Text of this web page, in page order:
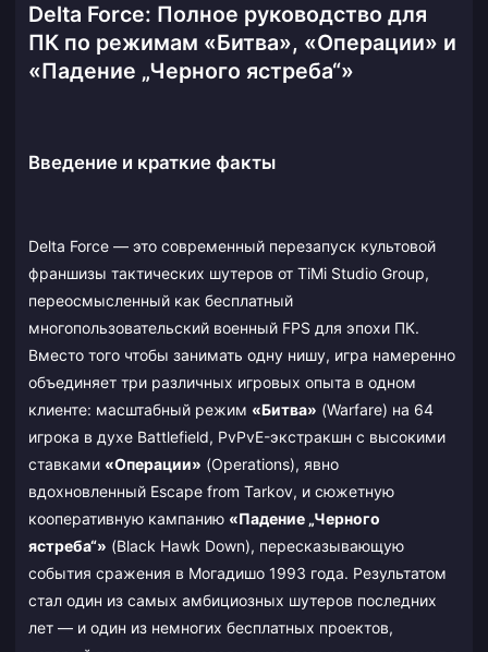
Delta Force: Полное руководство для
ПК по режимам «Битва», «Операции» и
«Падение „Черного ястреба“»
Введение и краткие факты
Delta Force — это современный перезапуск культовой
франшизы тактических шутеров от TiMi Studio Group,
переосмысленный как бесплатный
многопользовательский военный FPS для эпохи ПК.
Вместо того чтобы занимать одну нишу, игра намеренно
объединяет три различных игровых опыта в одном
клиенте: масштабный режим «Битва» (Warfare) на 64
игрока в духе Battlefield, PvPvE-экстракшн с высокими
ставками «Операции» (Operations), явно
вдохновленный Escape from Tarkov, и сюжетную
кооперативную кампанию «Падение „Черного
ястреба“» (Black Hawk Down), пересказывающую
события сражения в Могадишо 1993 года. Результатом
стал один из самых амбициозных шутеров последних
лет — и один из немногих бесплатных проектов,